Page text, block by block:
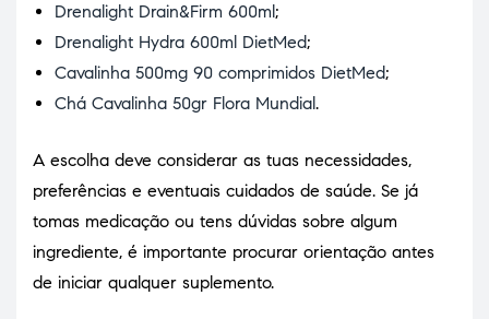
Drenalight Drain&Firm 600ml ;
Drenalight Hydra 600ml DietMed;
Cavalinha 500mg 90 comprimidos DietMed;
Chá Cavalinha 50gr Flora Mundial.
A escolha deve considerar as tuas necessidades,
preferências e eventuais cuidados de saúde. Se já
tomas medicação ou tens dúvidas sobre algum
ingrediente, é importante procurar orientação antes
de iniciar qualquer suplemento.